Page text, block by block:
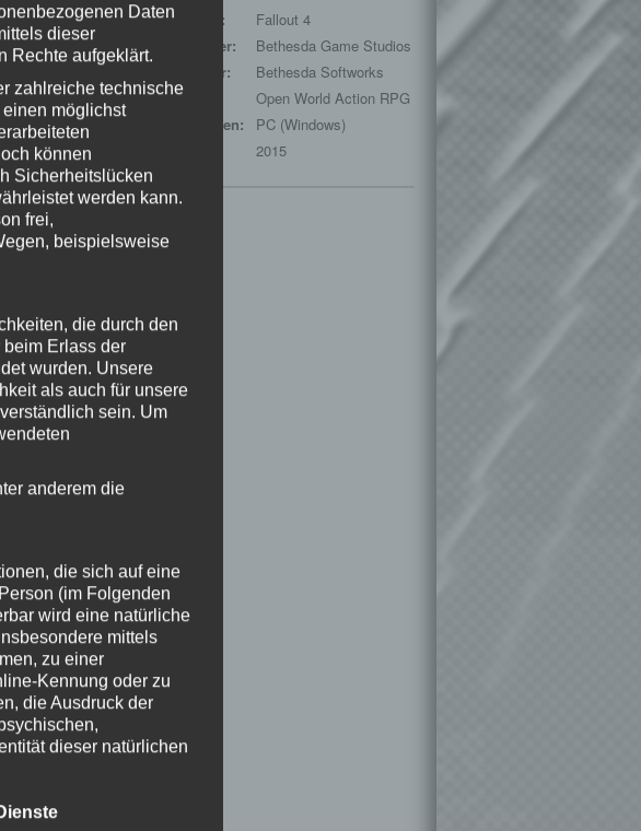
Original!
Bethesda
ZeniMax Media
ihrer jeweiligen
Spieltitel:
Fallout 4
Entwickler:
Bethesda Game Studios
Publisher:
Bethesda Softworks
Genre:
Open World Action RPG
Plattformen:
PC (Windows)
2015
Daten
dieser
Rechte aufgeklärt.
zahlreiche technische
möglichst
können
Sicherheitslücken
werden kann.
frei,
beispielsweise
die durch den
Erlass der
wurden. Unsere
als auch für unsere
sein. Um
anderem die
die sich auf eine
(im Folgenden
wird eine natürliche
mittels
zu einer
Kennung oder zu
die Ausdruck der
dieser natürlichen